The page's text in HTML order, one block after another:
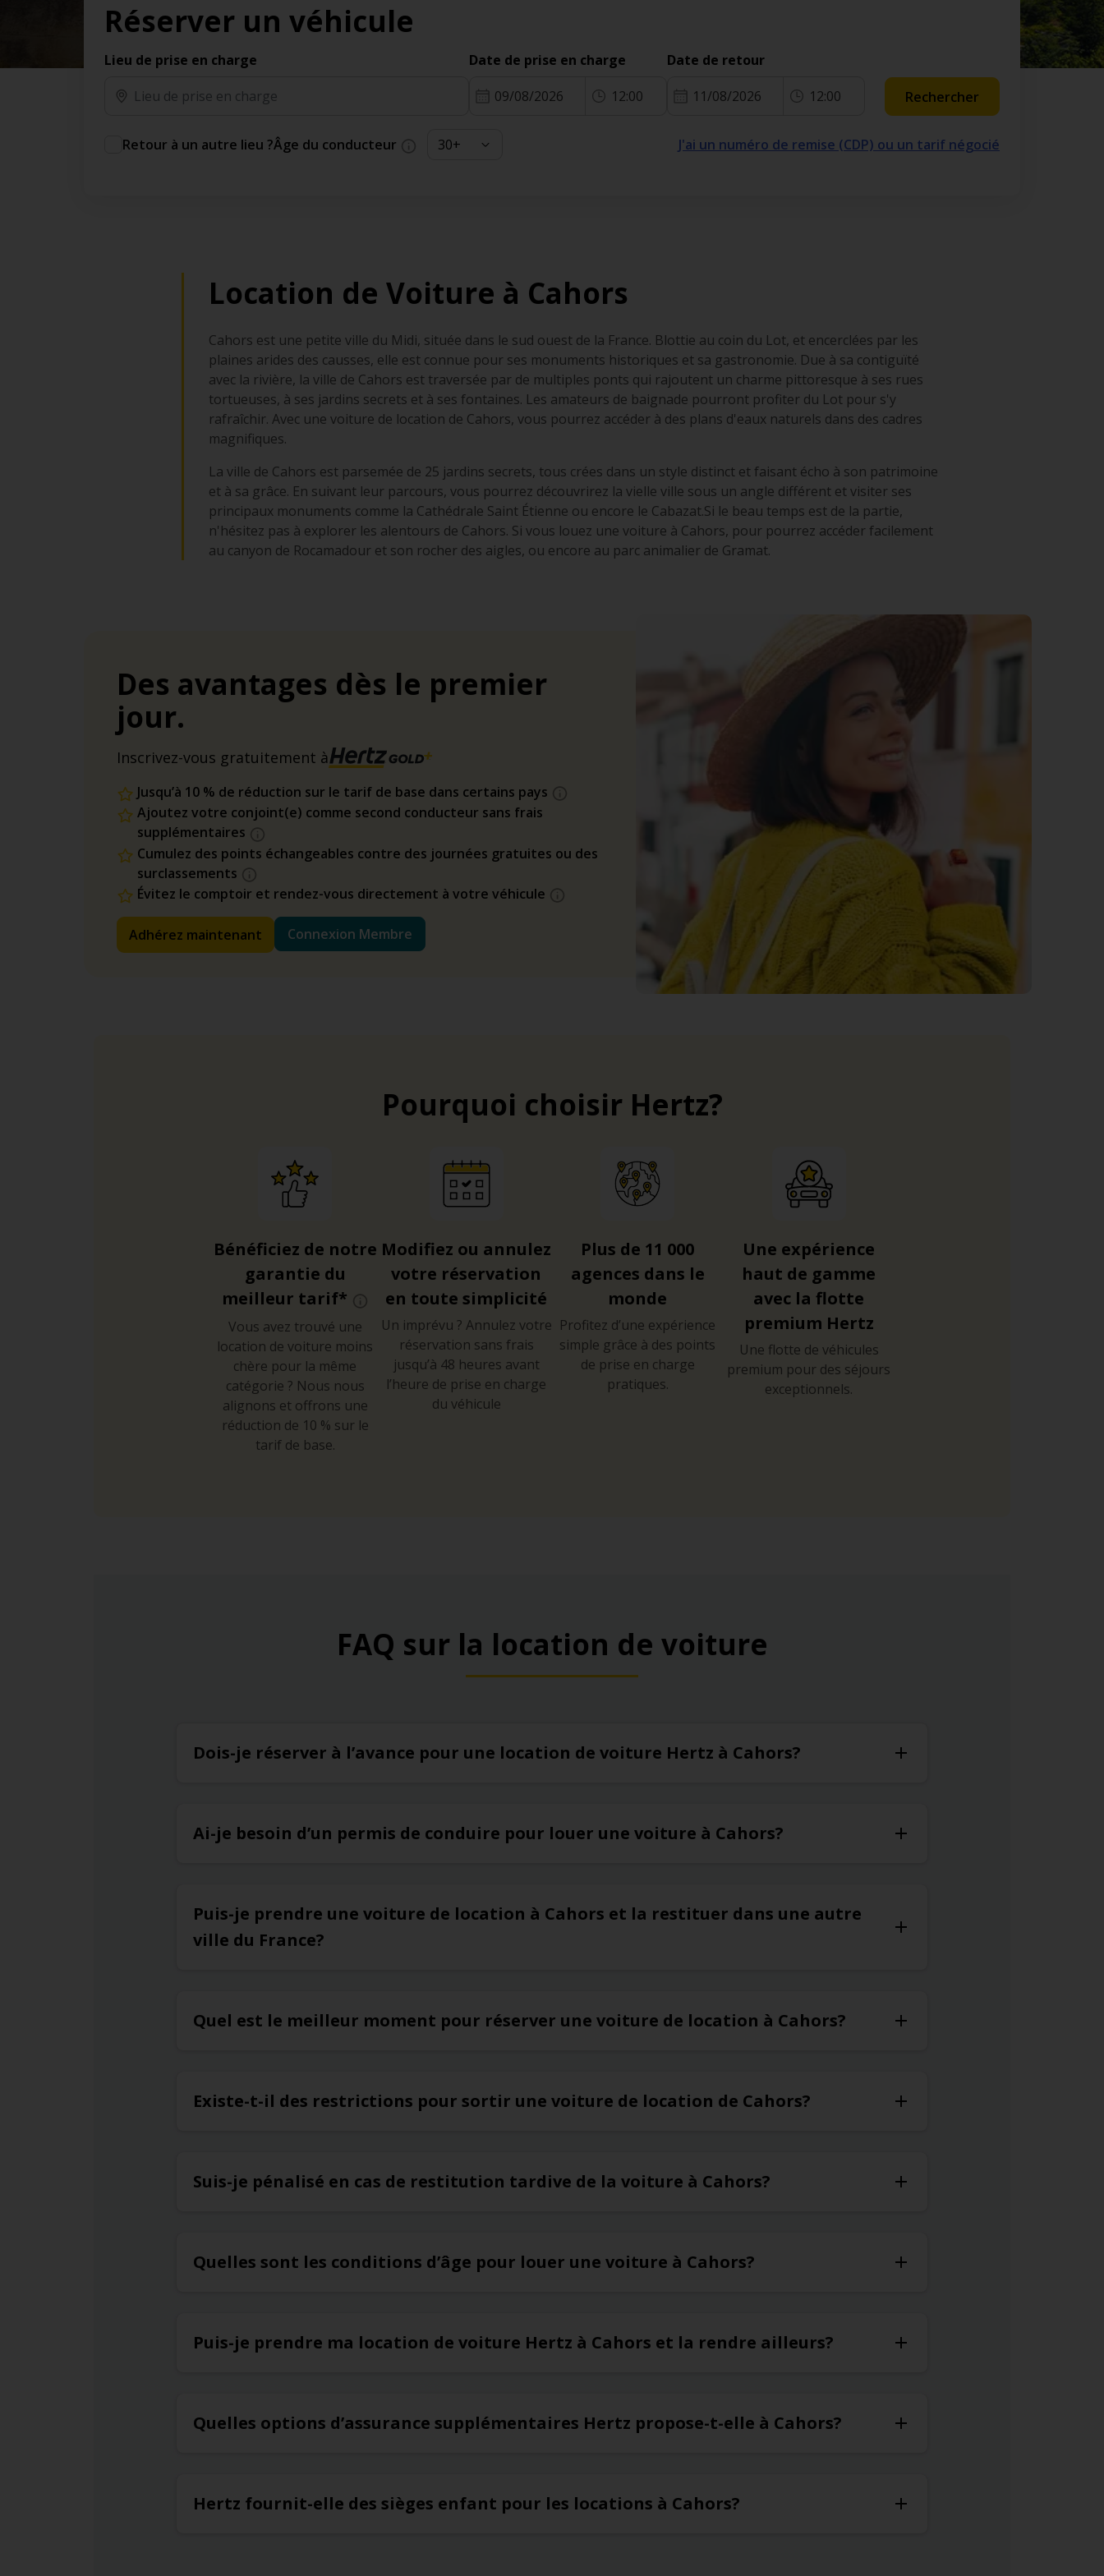
des jours gratuits.*
Ajout gratuit du partenaire comme conducteur
additionnel
supplémentaires.
Réserver un véhicule
Lieu de prise en charge Date de prise en charge
09/08/2026 12:00
Date de retour
11/08/2026 12:00 Rechercher
Retour à un autre lieu ?Âge du conducteur J'ai un numéro de remise (CDP) ou un tarif négocié
Location de Voiture à Cahors
Cahors est une petite ville du Midi, située dans le sud ouest de la France. Blottie au coin du Lot, et encerclées par les
plaines arides des causses, elle est connue pour ses monuments historiques et sa gastronomie. Due à sa contiguïté
avec la rivière, la ville de Cahors est traversée par de multiples ponts qui rajoutent un charme pittoresque à ses rues
tortueuses, à ses jardins secrets et à ses fontaines. Les amateurs de baignade pourront profiter du Lot pour s'y
rafraîchir. Avec une voiture de location de Cahors, vous pourrez accéder à des plans d'eaux naturels dans des cadres
magnifiques.
La ville de Cahors est parsemée de 25 jardins secrets, tous crées dans un style distinct et faisant écho à son patrimoine
et à sa grâce. En suivant leur parcours, vous pourrez découvrirez la vielle ville sous un angle différent et visiter ses
principaux monuments comme la Cathédrale Saint Étienne ou encore le Cabazat.Si le beau temps est de la partie,
n'hésitez pas à explorer les alentours de Cahors. Si vous louez une voiture à Cahors, pour pourrez accéder facilement
au canyon de Rocamadour et son rocher des aigles, ou encore au parc animalier de Gramat.
Des avantages dès le premier
jour.
Inscrivez-vous gratuitement à
Jusqu’à 10 % de réduction sur le tarif de base dans certains pays
Ajoutez votre conjoint(e) comme second conducteur sans frais
supplémentaires
Cumulez des points échangeables contre des journées gratuites ou des
surclassements
Évitez le comptoir et rendez-vous directement à votre véhicule
Adhérez maintenant Connexion Membre
Pourquoi choisir Hertz?
Bénéficiez de notre
garantie du
meilleur tarif*
Vous avez trouvé une
location de voiture moins
chère pour la même
catégorie ? Nous nous
alignons et offrons une
réduction de 10 % sur le
tarif de base.
Modifiez ou annulez
votre réservation
en toute simplicité
Un imprévu ? Annulez votre
réservation sans frais
jusqu’à 48 heures avant
l’heure de prise en charge
du véhicule
Plus de 11 000
agences dans le
monde
Profitez d’une expérience
simple grâce à des points
de prise en charge
pratiques.
Une expérience
haut de gamme
avec la flotte
premium Hertz
Une flotte de véhicules
premium pour des séjours
exceptionnels.
FAQ sur la location de voiture
Dois-je réserver à l’avance pour une location de voiture Hertz à Cahors?
Ai-je besoin d’un permis de conduire pour louer une voiture à Cahors?
Puis-je prendre une voiture de location à Cahors et la restituer dans une autre
ville du France?
Quel est le meilleur moment pour réserver une voiture de location à Cahors?
Existe-t-il des restrictions pour sortir une voiture de location de Cahors?
Suis-je pénalisé en cas de restitution tardive de la voiture à Cahors?
Quelles sont les conditions d’âge pour louer une voiture à Cahors?
Puis-je prendre ma location de voiture Hertz à Cahors et la rendre ailleurs?
Quelles options d’assurance supplémentaires Hertz propose-t-elle à Cahors?
Hertz fournit-elle des sièges enfant pour les locations à Cahors?